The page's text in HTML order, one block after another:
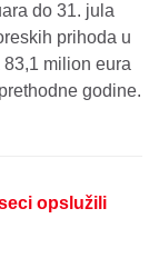
do 31. jula
prihoda u
milion eura
godine.
opslužili